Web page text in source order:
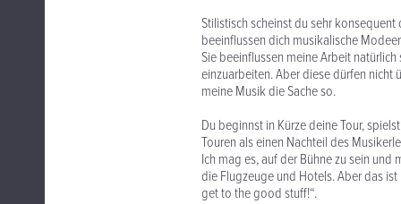
Stilistisch scheinst du sehr
beeinflussen dich musikalische
Sie beeinflussen meine Arbeit
einzuarbeiten. Aber diese dürfen nicht
meine Musik die Sache so.
Du beginnst in Kürze deine Tour,
Touren als einen Nachteil des
Ich mag es, auf der Bühne zu sein
die Flugzeuge und Hotels. Aber das
get to the good stuff!“.